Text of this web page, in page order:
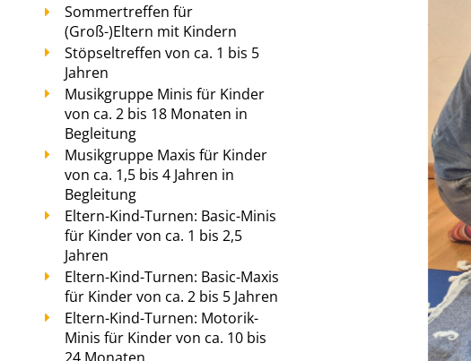
Sommertreffen für
(Groß-)Eltern mit Kindern
Stöpseltreffen von ca. 1 bis 5
Jahren
Musikgruppe Minis für Kinder
von ca. 2 bis 18 Monaten in
Begleitung
Musikgruppe Maxis für Kinder
von ca. 1,5 bis 4 Jahren in
Begleitung
Eltern-Kind-Turnen: Basic-Minis
für Kinder von ca. 1 bis 2,5
Jahren
Eltern-Kind-Turnen: Basic-Maxis
für Kinder von ca. 2 bis 5 Jahren
Eltern-Kind-Turnen: Motorik-
Minis für Kinder von ca. 10 bis